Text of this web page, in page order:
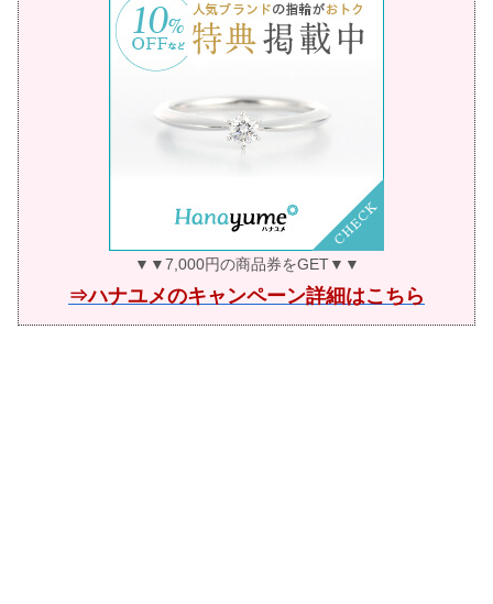
▼▼7,000円の商品券をGET▼▼
⇒ハナユメのキャンペーン詳細はこちら